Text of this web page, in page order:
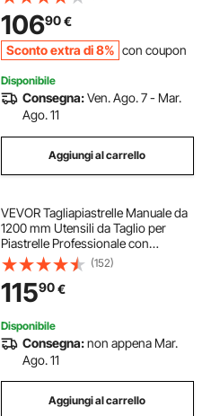
Idroponica a Umido e a Secco,
Taglio a Rotazione per Piante, Foglie
10690€
Sconto extra di 8% con coupon
Disponibile
Consegna:Ven. Ago. 7 - Mar.
Ago. 11
Aggiungi al carrello
VEVOR Tagliapiastrelle Manuale da
1200 mm Utensili da Taglio per
Piastrelle Professionale con
Infrarossi Taglia a Mano Mattonelle
Gres Ceramica Porcellanata
Spessore di Taglio 4-15 mm a
Doppia Rotaia
(152)
11590€
Disponibile
Consegna:non appena Mar.
Ago. 11
Aggiungi al carrello